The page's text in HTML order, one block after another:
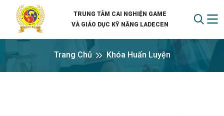
TRUNG TÂM CAI NGHIỆN GAME
VÀ GIÁO DỤC KỸ NĂNG LADECEN
Trang Chủ Khóa Huấn Luyện